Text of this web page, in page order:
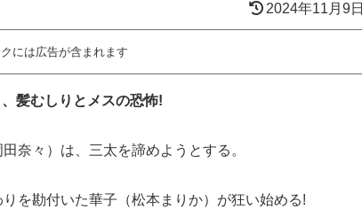
2024年11月9日
には広告が含まれます
髪むしりとメスの恐怖!
奈々）は、三太を諦めようとする。
を勘付いた華子（松本まりか）が狂い始める!